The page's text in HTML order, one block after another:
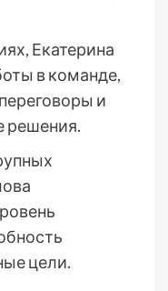
Екатерина
в команде,
и
решения.
цели.